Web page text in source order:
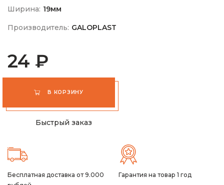
Ширина: 19мм
Производитель: GALOPLAST
24 ₽
В КОРЗИНУ
Быстрый заказ
Бесплатная доставка от 9.000
Гарантия на товар 1 год